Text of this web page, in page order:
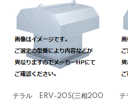
テラル ERV-20S(三相200